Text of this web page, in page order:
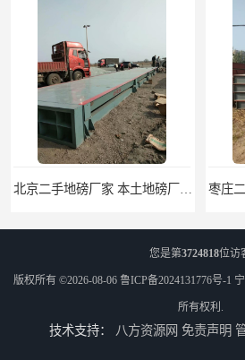
滨
您是第3724818位访
版权所有 ©2026-08-06 鲁ICP备2024131776号-1
所有权利.
技术支持： 八方资源网 免责声明